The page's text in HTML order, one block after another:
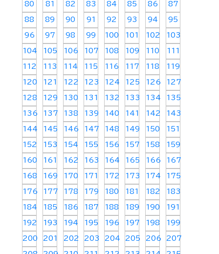
80 81 82 83 84 85 86 87
88 89 90 91 92 93 94 95
96 97 98 99 100 101 102 103
104 105 106 107 108 109 110 111
112 113 114 115 116 117 118 119
120 121 122 123 124 125 126 127
128 129 130 131 132 133 134 135
136 137 138 139 140 141 142 143
144 145 146 147 148 149 150 151
152 153 154 155 156 157 158 159
160 161 162 163 164 165 166 167
168 169 170 171 172 173 174 175
176 177 178 179 180 181 182 183
184 185 186 187 188 189 190 191
192 193 194 195 196 197 198 199
200 201 202 203 204 205 206 207